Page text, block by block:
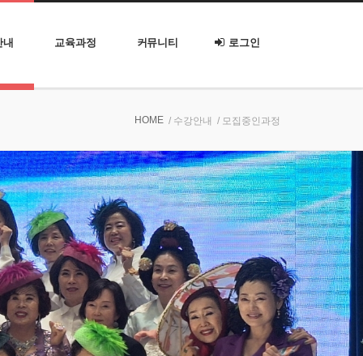
내 교육과정 커뮤니티 로그인
HOME / 수강안내 / 모집중인과정